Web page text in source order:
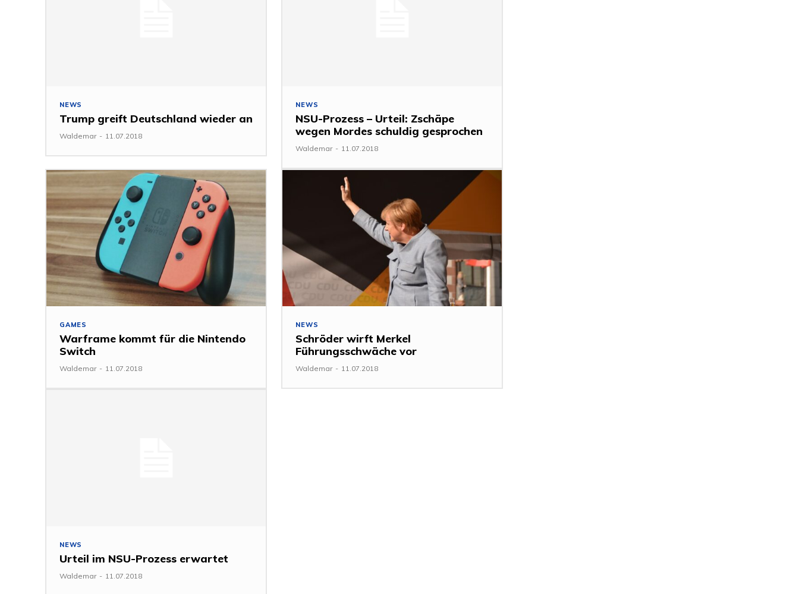
NEWS
Trump greift Deutschland wieder an
Waldemar - 11.07.2018
NEWS
NSU-Prozess – Urteil: Zschäpe
wegen Mordes schuldig gesprochen
Waldemar - 11.07.2018
GAMES
Warframe kommt für die Nintendo
Switch
Waldemar - 11.07.2018
NEWS
Schröder wirft Merkel
Führungsschwäche vor
Waldemar - 11.07.2018
NEWS
Urteil im NSU-Prozess erwartet
Waldemar - 11.07.2018